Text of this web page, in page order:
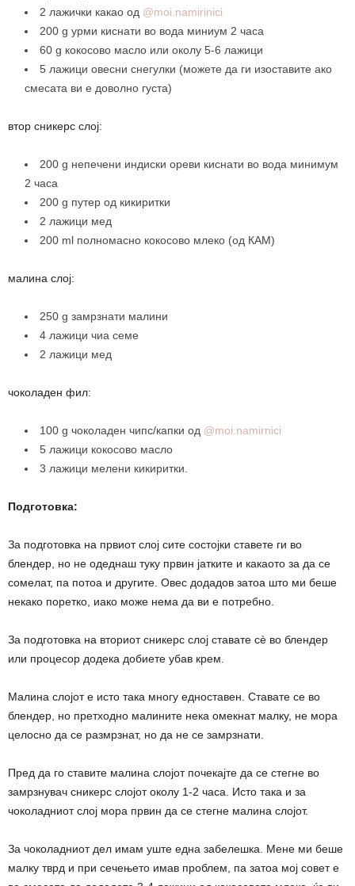
2 лажички какао од @moi.namirinici
200 g урми киснати во вода миниум 2 часа
60 g кокосово масло или околу 5-6 лажици
5 лажици овесни снегулки (можете да ги изоставите ако
смесата ви е доволно густа)
втор сникерс слој:
200 g непечени индиски ореви киснати во вода минимум
2 часа
200 g путер од кикиритки
2 лажици мед
200 ml полномасно кокосово млеко (од КАМ)
малина слој:
250 g замрзнати малини
4 лажици чиа семе
2 лажици мед
чоколаден фил:
100 g чоколаден чипс/капки од @moi.namirnici
5 лажици кокосово масло
3 лажици мелени кикиритки.
Подготовка:
За подготовка на првиот слој сите состојки ставете ги во
блендер, но не одеднаш туку првин јатките и какаото за да се
сомелат, па потоа и другите. Овес додадов затоа што ми беше
некако поретко, иако може нема да ви е потребно.
За подготовка на вториот сникерс слој ставате сè во блендер
или процесор додека добиете убав крем.
Малина слојот е исто така многу едноставен. Ставате се во
блендер, но претходно малините нека омекнат малку, не мора
целосно да се размрзнат, но да не се замрзнати.
Пред да го ставите малина слојот почекајте да се стегне во
замрзнувач сникерс слојот околу 1-2 часа. Исто така и за
чоколадниот слој мора првин да се стегне малина слојот.
За чоколадниот дел имам уште една забелешка. Мене ми беше
малку тврд и при сечењето имав проблем, па затоа мој совет е